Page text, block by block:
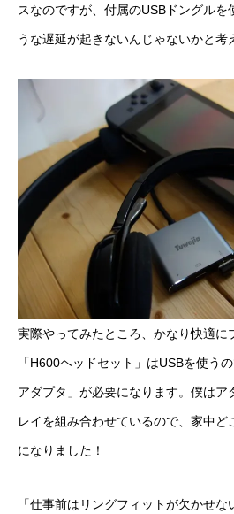
スなのですが、付属のUSBドングルを
うな遅延が起きないんじゃないかと考
実際やってみたところ、かなり快適に
「H600ヘッドセット」はUSBを使う
アダプタ」が必要になります。僕はア
レイを組み合わせているので、家中ど
になりました！
「仕事前はリングフィットが欠かせ